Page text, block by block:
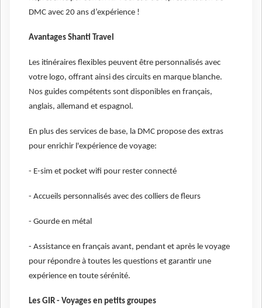
DMC avec 20 ans d’expérience !
Avantages Shanti Travel
Les itinéraires flexibles peuvent être personnalisés avec
votre logo, offrant ainsi des circuits en marque blanche.
Nos guides compétents sont disponibles en français,
anglais, allemand et espagnol.
En plus des services de base, la DMC propose des extras
pour enrichir l'expérience de voyage:
- E-sim et pocket wifi pour rester connecté
- Accueils personnalisés avec des colliers de fleurs
- Gourde en métal
- Assistance en français avant, pendant et après le voyage
pour répondre à toutes les questions et garantir une
expérience en toute sérénité.
Les GIR - Voyages en petits groupes